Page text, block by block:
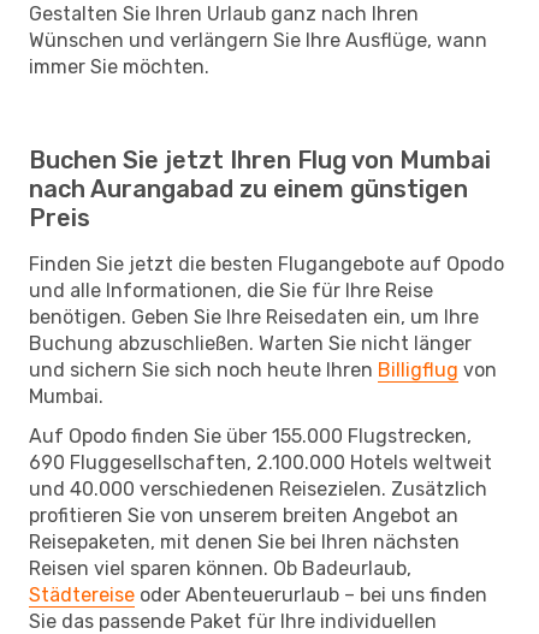
Gestalten Sie Ihren Urlaub ganz nach Ihren
Wünschen und verlängern Sie Ihre Ausflüge, wann
immer Sie möchten.
Buchen Sie jetzt Ihren Flug von Mumbai
nach Aurangabad zu einem günstigen
Preis
Finden Sie jetzt die besten Flugangebote auf Opodo
und alle Informationen, die Sie für Ihre Reise
benötigen. Geben Sie Ihre Reisedaten ein, um Ihre
Buchung abzuschließen. Warten Sie nicht länger
und sichern Sie sich noch heute Ihren Billigflug von
Mumbai.
Auf Opodo finden Sie über 155.000 Flugstrecken,
690 Fluggesellschaften, 2.100.000 Hotels weltweit
und 40.000 verschiedenen Reisezielen. Zusätzlich
profitieren Sie von unserem breiten Angebot an
Reisepaketen, mit denen Sie bei Ihren nächsten
Reisen viel sparen können. Ob Badeurlaub,
Städtereise oder Abenteuerurlaub – bei uns finden
Sie das passende Paket für Ihre individuellen